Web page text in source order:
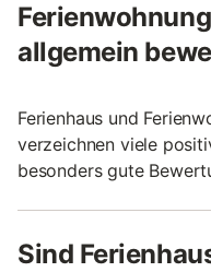
allgemein
Ferienhaus und
verzeichnen viele
besonders gute
Sind